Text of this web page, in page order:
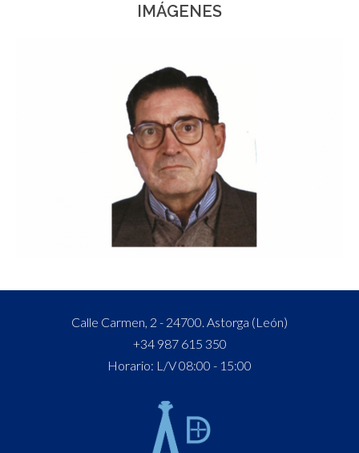
IMÁGENES
Calle Carmen, 2 - 24700. Astorga (León)
+34 987 615 350
Horario: L/V 08:00 - 15:00